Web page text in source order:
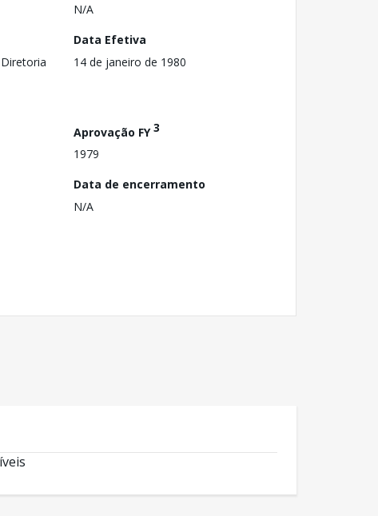
N/A
Data Efetiva
14 de janeiro de 1980
Aprovação FY3
1979
Data de encerramento
N/A